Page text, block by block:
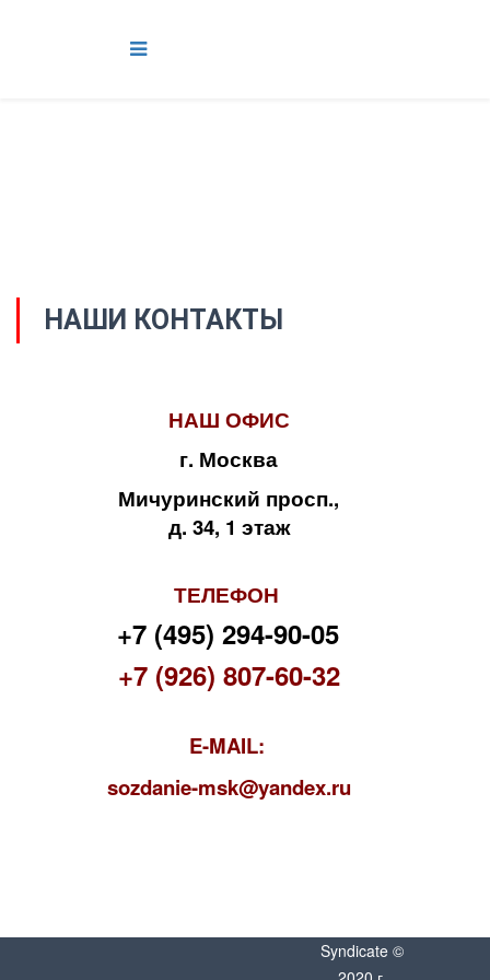
НАШИ КОНТАКТЫ
НАШ ОФИС
г. Москва
Мичуринский просп.,
д. 34, 1 этаж
ТЕЛЕФОН
+7 (495) 294-90-05
+7 (926) 807-60-32
E-MAIL:
sozdanie-msk@yandex.ru
Syndicate ©